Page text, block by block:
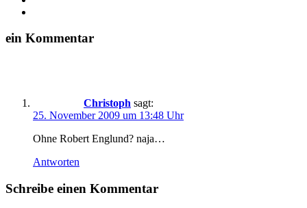
ein Kommentar
Christoph sagt:
25. November 2009 um 13:48 Uhr
Ohne Robert Englund? naja…
Antworten
Schreibe einen Kommentar